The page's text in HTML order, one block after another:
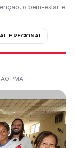
o bem-estar e
E REGIONAL
PMA